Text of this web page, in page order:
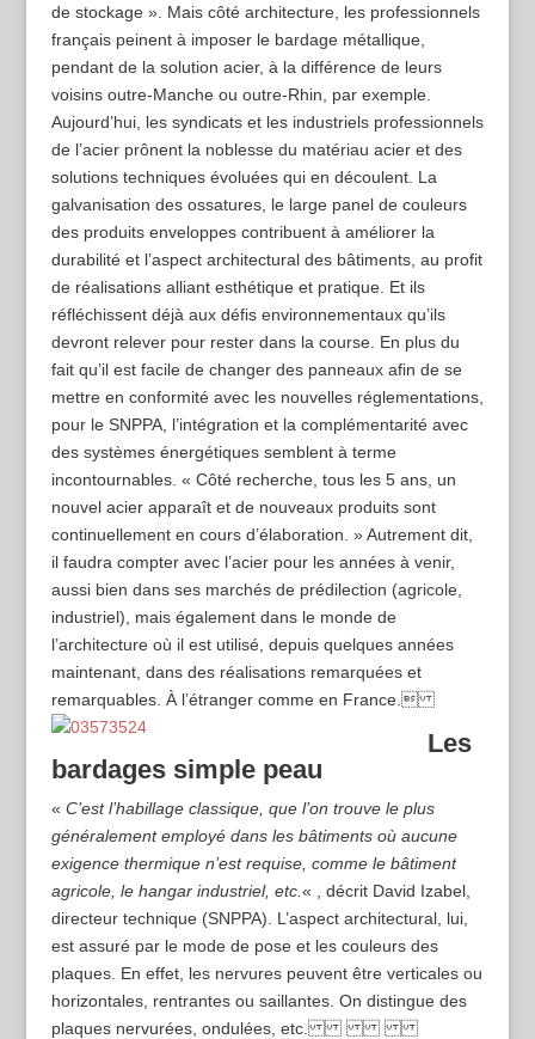
de stockage ». Mais côté architecture, les professionnels
français peinent à imposer le bardage métallique,
pendant de la solution acier, à la différence de leurs
voisins outre-Manche ou outre-Rhin, par exemple.
Aujourd’hui, les syndicats et les industriels professionnels
de l’acier prônent la noblesse du matériau acier et des
solutions techniques évoluées qui en découlent. La
galvanisation des ossatures, le large panel de couleurs
des produits enveloppes contribuent à améliorer la
durabilité et l’aspect architectural des bâtiments, au profit
de réalisations alliant esthétique et pratique. Et ils
réfléchissent déjà aux défis environnementaux qu’ils
devront relever pour rester dans la course. En plus du
fait qu’il est facile de changer des panneaux afin de se
mettre en conformité avec les nouvelles réglementations,
pour le SNPPA, l’intégration et la complémentarité avec
des systèmes énergétiques semblent à terme
incontournables. « Côté recherche, tous les 5 ans, un
nouvel acier apparaît et de nouveaux produits sont
continuellement en cours d’élaboration. » Autrement dit,
il faudra compter avec l’acier pour les années à venir,
aussi bien dans ses marchés de prédilection (agricole,
industriel), mais également dans le monde de
l’architecture où il est utilisé, depuis quelques années
maintenant, dans des réalisations remarquées et
remarquables. À l’étranger comme en France.
Les
bardages simple peau
« C’est l’habillage classique, que l’on trouve le plus
généralement employé dans les bâtiments où aucune
exigence thermique n’est requise, comme le bâtiment
agricole, le hangar industriel, etc. « , décrit David Izabel,
directeur technique (SNPPA). L’aspect architectural, lui,
est assuré par le mode de pose et les couleurs des
plaques. En effet, les nervures peuvent être verticales ou
horizontales, rentrantes ou saillantes. On distingue des
plaques nervurées, ondulées, etc.